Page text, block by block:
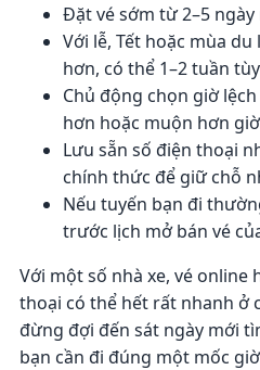
Đặt vé sớm từ 2–5
Với lễ, Tết hoặc mùa
hơn, có thể 1–2 tuần
Chủ động chọn giờ
hơn hoặc muộn hơn
Lưu sẵn số điện thoại
chính thức để giữ chỗ
Nếu tuyến bạn đi
trước lịch mở bán vé
Với một số nhà xe, vé online
thoại có thể hết rất nhanh ở
đừng đợi đến sát ngày mới
bạn cần đi đúng một mốc